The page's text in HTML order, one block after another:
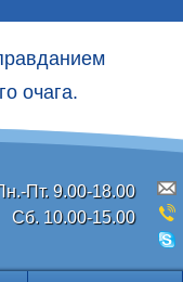
очага.
Пт. 9.00-18.00
Сб. 10.00-15.00